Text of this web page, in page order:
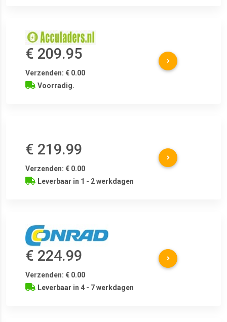
€ 209.95
Verzenden: € 0.00
Voorradig.
€ 219.99
Verzenden: € 0.00
Leverbaar in 1 - 2 werkdagen
€ 224.99
Verzenden: € 0.00
Leverbaar in 4 - 7 werkdagen